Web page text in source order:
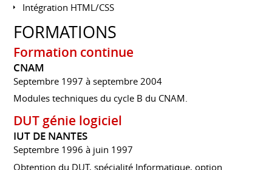
Intégration HTML/CSS
FORMATIONS
Formation continue
CNAM
Septembre 1997 à septembre 2004
Modules techniques du cycle B du CNAM.
DUT génie logiciel
IUT DE NANTES
Septembre 1996 à juin 1997
Obtention du DUT, spécialité Informatique, option